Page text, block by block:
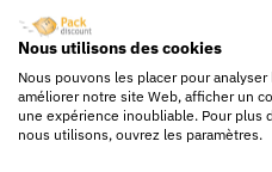
Compatibilité
soudeuses
Elle se soude
soudeuses
Nous utilisons des cookies
Nous pouvons les placer pour
améliorer notre site Web, afficher un
une expérience inoubliable. Pour plus
nous utilisons, ouvrez les paramètres.